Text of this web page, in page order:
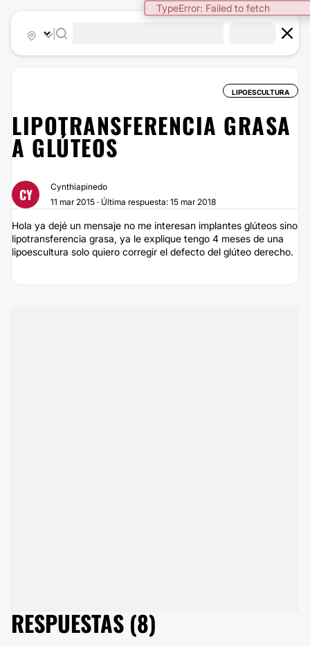
TypeError: Failed to fetch
LIPOESCULTURA
LIPOTRANSFERENCIA GRASA
A GLÚTEOS
CY
Cynthiapinedo
11 mar 2015 · Última respuesta: 15 mar 2018
Hola ya dejé un mensaje no me interesan implantes glúteos sino
lipotransferencia grasa, ya le explique tengo 4 meses de una
lipoescultura solo quiero corregir el defecto del glúteo derecho.
RESPUESTAS (8)